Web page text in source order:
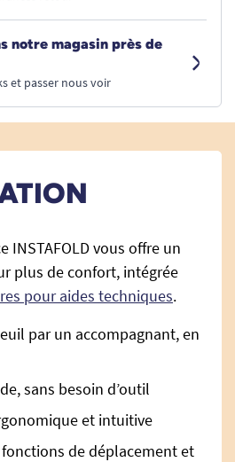
notre magasin près de
et passer nous voir
INSTAFOLD vous offre un
plus de confort, intégrée
pour aides techniques.
par un accompagnant, en
sans besoin d’outil
et intuitive
fonctions de déplacement et